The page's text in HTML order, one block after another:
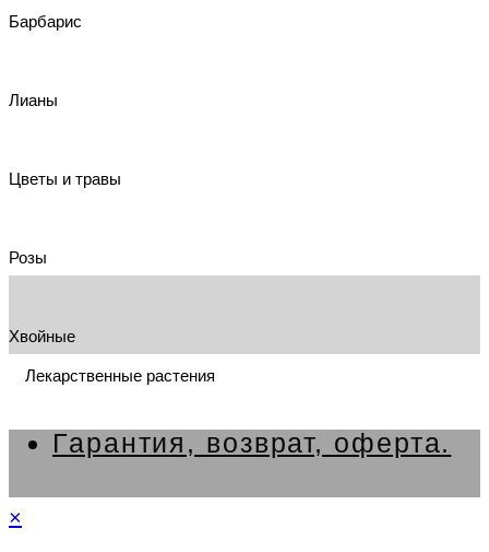
Барбарис
Лианы
Цветы и травы
Розы
Хвойные
Лекарственные растения
Гарантия, возврат, оферта.
×